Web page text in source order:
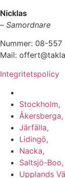
Nicklas
– Samordnare
Nummer: 08-557
Mail:
Integritetspolicy
Stockholm,
Åkersberga,
Järfälla,
Lidingö,
Nacka,
Saltsjö-Boo,
Upplands